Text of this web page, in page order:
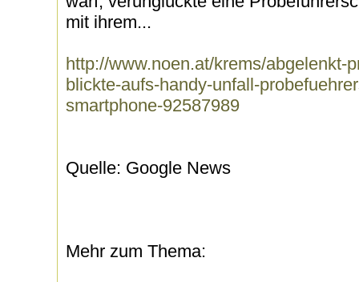
mit ihrem...
http://www.noen.at/krems/abgelenkt-
blickte-aufs-handy-unfall-
smartphone-92587989
Quelle: Google News
Mehr zum Thema: